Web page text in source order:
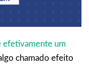
efetivamente um
chamado efeito